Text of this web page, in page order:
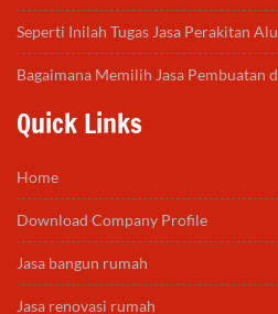
Seperti Inilah Tugas Jasa Perakitan
Bagaimana Memilih Jasa Pembuatan
Quick Links
Home
Download Company Profile
Jasa bangun rumah
Jasa renovasi rumah